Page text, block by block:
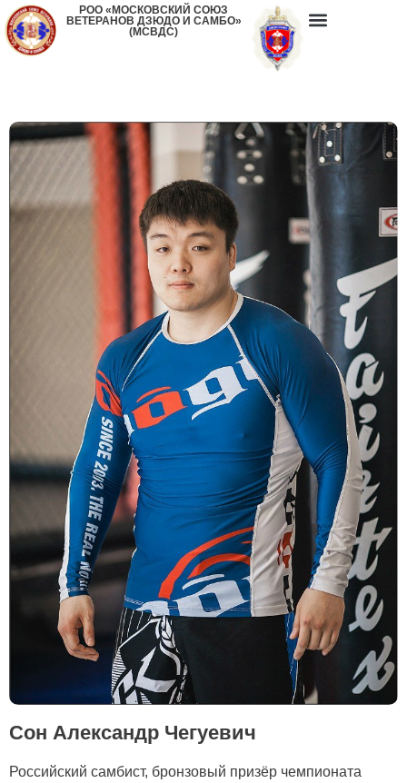
РОО «МОСКОВСКИЙ СОЮЗ
ВЕТЕРАНОВ ДЗЮДО И САМБО»
(МСВДС)
Сон Александр Чегуевич
Российский самбист, бронзовый призёр чемпионата